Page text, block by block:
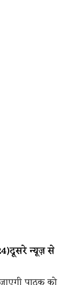
न्यूज़ से